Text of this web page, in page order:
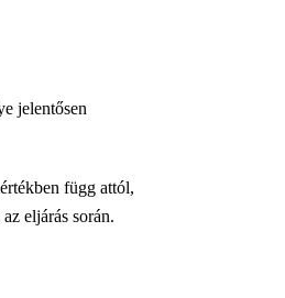
jelentősen
függ attól,
eljárás során.